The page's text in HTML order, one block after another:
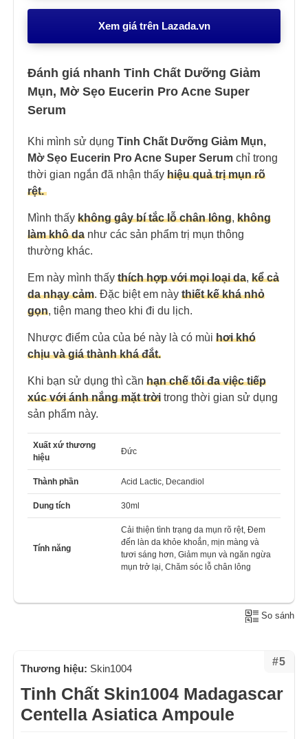
Xem giá trên Lazada.vn
Đánh giá nhanh Tinh Chất Dưỡng Giảm
Mụn, Mờ Sẹo Eucerin Pro Acne Super
Serum
Khi mình sử dụng Tinh Chất Dưỡng Giảm Mụn,
Mờ Sẹo Eucerin Pro Acne Super Serum chỉ trong
thời gian ngắn đã nhận thấy hiệu quả trị mụn rõ
rệt.
Mình thấy không gây bí tắc lỗ chân lông, không
làm khô da như các sản phẩm trị mụn thông
thường khác.
Em này mình thấy thích hợp với mọi loại da, kể cả
da nhạy cảm. Đặc biệt em này thiết kế khá nhỏ
gọn, tiện mang theo khi đi du lịch.
Nhược điểm của của bé này là có mùi hơi khó
chịu và giá thành khá đắt.
Khi bạn sử dụng thì cần hạn chế tối đa việc tiếp
xúc với ánh nắng mặt trời trong thời gian sử dụng
sản phẩm này.
Xuất xứ thương
hiệu
Đức
Thành phần Acid Lactic, Decandiol
Dung tích 30ml
Tính năng
Cải thiện tình trạng da mụn rõ rệt, Đem
đến làn da khỏe khoắn, mịn màng và
tươi sáng hơn, Giảm mụn và ngăn ngừa
mụn trở lại, Chăm sóc lỗ chân lông
So sánh
#5
Thương hiệu: Skin1004
Tinh Chất Skin1004 Madagascar
Centella Asiatica Ampoule